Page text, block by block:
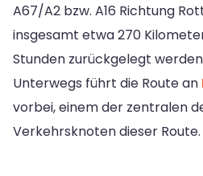
A67/A2 bzw. A16 Richtung
insgesamt etwa 270
Stunden zurückgelegt
Unterwegs führt die Route an
vorbei, einem der zentralen
Verkehrsknoten dieser Route.